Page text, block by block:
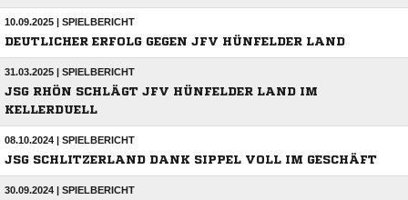
10.09.2025 | SPIELBERICHT
DEUTLICHER ERFOLG GEGEN JFV HÜNFELDER LAND
31.03.2025 | SPIELBERICHT
JSG RHÖN SCHLÄGT JFV HÜNFELDER LAND IM
KELLERDUELL
08.10.2024 | SPIELBERICHT
JSG SCHLITZERLAND DANK SIPPEL VOLL IM GESCHÄFT
30.09.2024 | SPIELBERICHT